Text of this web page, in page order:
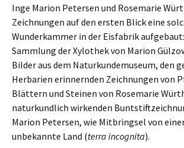
Inge Marion Petersen und Rosemarie
Zeichnungen auf den ersten Blick eine
Wunderkammer in der Eisfabrik
Sammlung der Xylothek von Marion
Bilder aus dem Naturkundemuseum, den
Herbarien erinnernden Zeichnungen von
Blättern und Steinen von Rosemarie
naturkundlich wirkenden
Marion Petersen, wie Mitbringsel von
unbekannte Land (terra incognita).